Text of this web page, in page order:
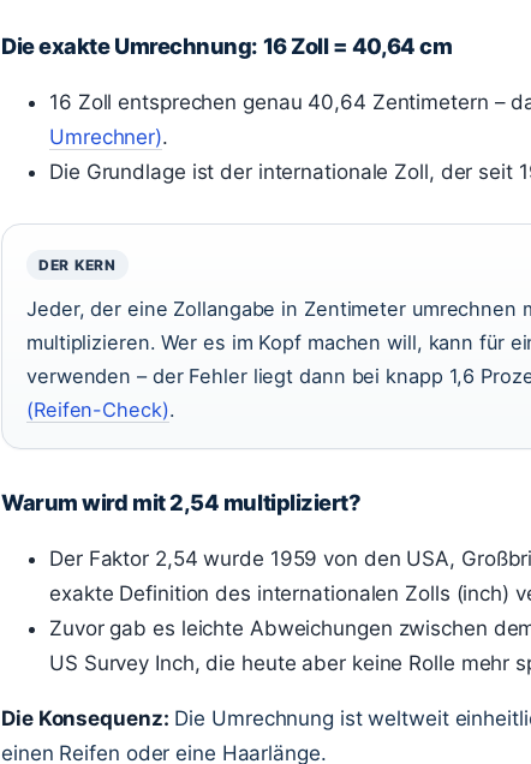
Die exakte Umrechnung: 16 Zoll = 40,64 cm
16 Zoll entsprechen genau 40,64 Zentimetern –
Umrechner).
Die Grundlage ist der internationale Zoll, der seit
DER KERN
Jeder, der eine Zollangabe in Zentimeter umrechnen
multiplizieren. Wer es im Kopf machen will, kann für
verwenden – der Fehler liegt dann bei knapp 1,6
(Reifen-Check).
Warum wird mit 2,54 multipliziert?
Der Faktor 2,54 wurde 1959 von den USA,
exakte Definition des internationalen Zolls (inch)
Zuvor gab es leichte Abweichungen zwischen
US Survey Inch, die heute aber keine Rolle mehr
Die Konsequenz: Die Umrechnung ist weltweit
einen Reifen oder eine Haarlänge.